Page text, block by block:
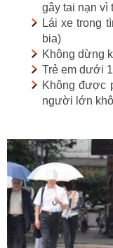
gây tai nạn vì
Lái xe trong
bia)
Không dừng
Trẻ em dưới
Không được
người lớn